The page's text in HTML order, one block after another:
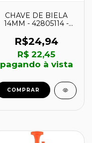
CHAVE DE BIELA
14MM - 42805114 -
R$24,94
R$ 22,45
pagando à vista
COMPRAR